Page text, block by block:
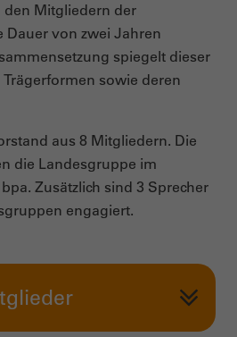
Mitgliedern der
Dauer von zwei Jahren
spiegelt dieser
sowie deren
aus 8 Mitgliedern. Die
die Landesgruppe im
Zusätzlich sind 3 Sprecher
engagiert.